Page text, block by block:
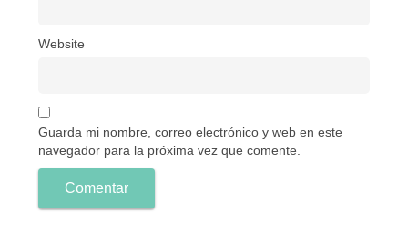
Website
Guarda mi nombre, correo electrónico y web en este
navegador para la próxima vez que comente.